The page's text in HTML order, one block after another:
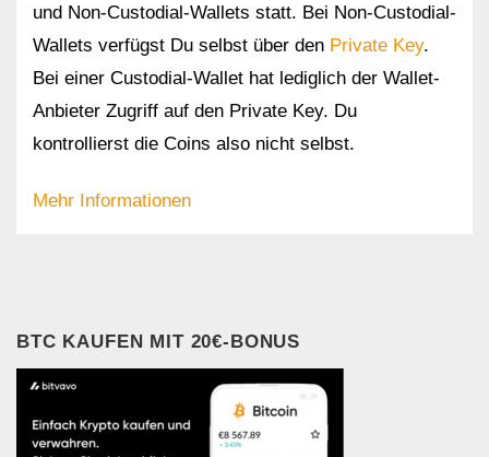
und Non-Custodial-Wallets statt. Bei Non-Custodial-
Wallets verfügst Du selbst über den Private Key.
Bei einer Custodial-Wallet hat lediglich der Wallet-
Anbieter Zugriff auf den Private Key. Du
kontrollierst die Coins also nicht selbst.
Mehr Informationen
BTC KAUFEN MIT 20€-BONUS